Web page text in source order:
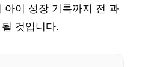
아이 성장 기록까지 전 과
것입니다.